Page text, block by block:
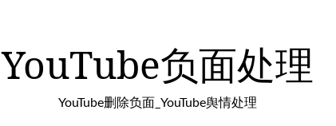
YouTube负面处理
YouTube删除负面_YouTube舆情处理